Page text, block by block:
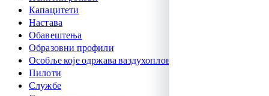
Капацитети
Настава
Обавештења
Образовни профили
Особље које одржава ваздухоплове
Пилоти
Службе